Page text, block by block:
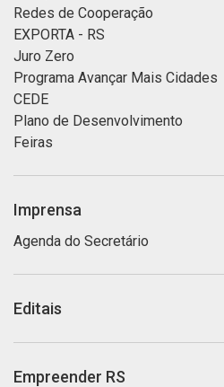
Redes de Cooperação
EXPORTA - RS
Juro Zero
Programa Avançar Mais Cidades
CEDE
Plano de Desenvolvimento
Feiras
Imprensa
Agenda do Secretário
Editais
Empreender RS